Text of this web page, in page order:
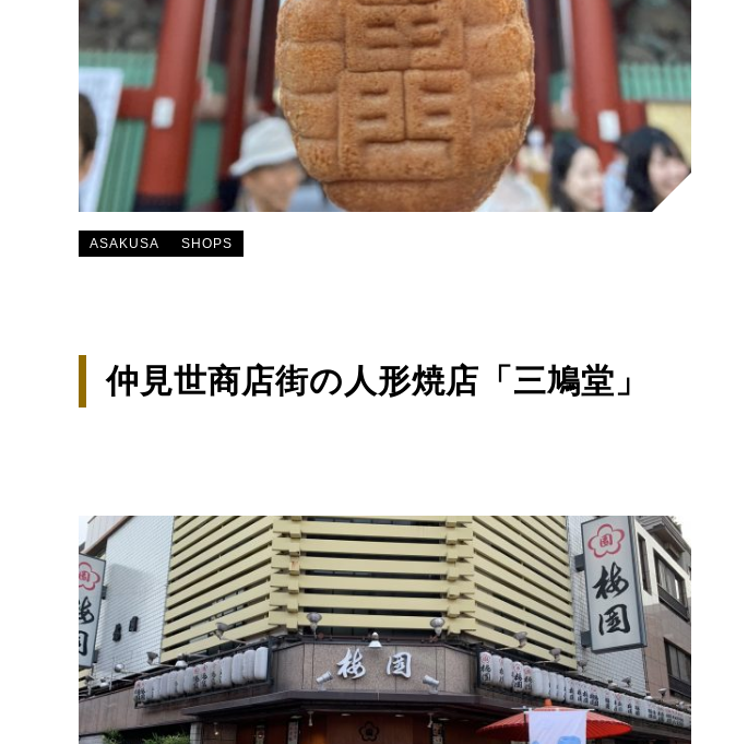
ASAKUSA SHOPS
仲見世商店街の人形焼店「三鳩堂」